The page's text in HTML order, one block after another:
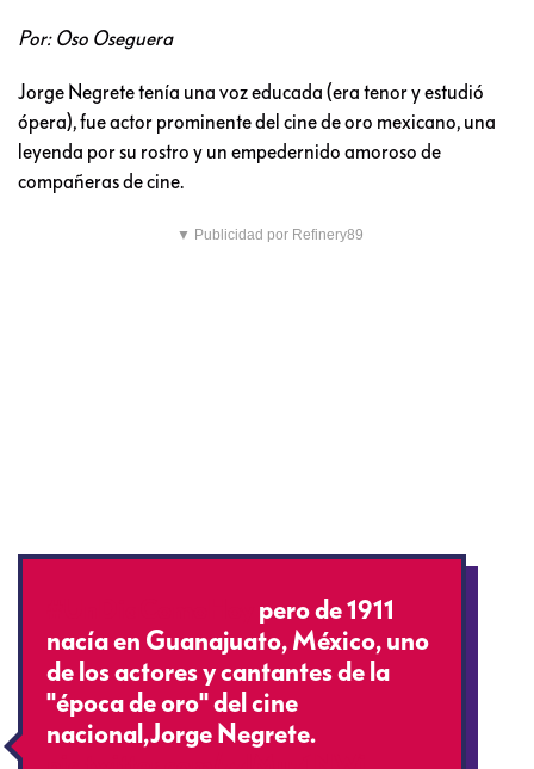
Por: Oso Oseguera
Jorge Negrete tenía una voz educada (era tenor y estudió
ópera), fue actor prominente del cine de oro mexicano, una
leyenda por su rostro y un empedernido amoroso de
compañeras de cine.
▼ Publicidad por Refinery89
pero de 1911
nacía en Guanajuato, México, uno
de los actores y cantantes de la
"época de oro" del cine
nacional,Jorge Negrete.